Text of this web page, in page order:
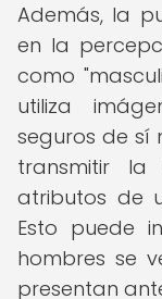
Además, la
en la
como
utiliza
seguros de sí
transmitir
atributos de
Esto puede
hombres se
presentan